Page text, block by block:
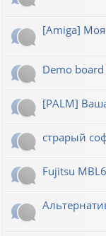
[Amiga]
Demo
[PALM]
страрый
Fujitsu